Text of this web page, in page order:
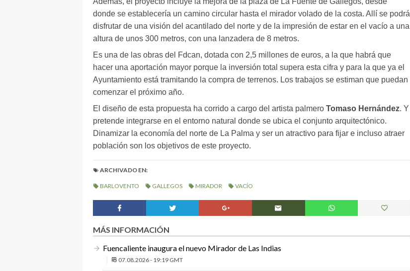
donde se establecería un camino circular hasta el mirador volado de la costa. Allí se podrá
disfrutar de una visión del acantilado del norte y de la impresión de estar en el vacío a una
altura de unos 300 metros, con una lanzadera de 8 metros.
Es una de las obras del Fdcan, dotada con 2,5 millones de euros, a la que habrá que
hacer una aportación mayor porque la inversión total supera esta cifra y para la que ya el
Ayuntamiento está tramitando la compra de terrenos. Los trabajos se estiman que puedan
comenzar el próximo año.
El diseño de esta propuesta ha corrido a cargo del artista palmero Tomaso Hernández. Y
pretende integrarse en el entorno natural donde se ubica el conjunto arquitectónico.
Dinamizar la economía del norte de La Palma y ser un atractivo para fijar e incluso atraer
población son los objetivos de este proyecto.
ARCHIVADO EN:
BARLOVENTO GALLEGOS MIRADOR VACÍO
MÁS INFORMACIÓN
Fuencaliente inaugura el nuevo Mirador de Las Indias
07.08.2026 - 19:19 GMT